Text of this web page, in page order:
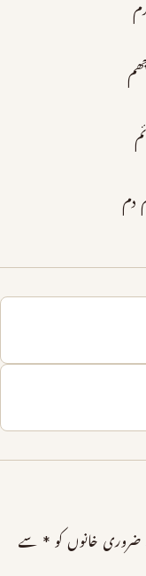
دم
ضروری خانوں کو * سے